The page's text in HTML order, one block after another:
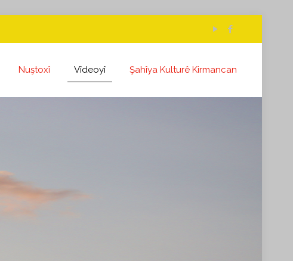
Nuştoxî Vîdeoyî Şahîya Kulturê Kirmancan